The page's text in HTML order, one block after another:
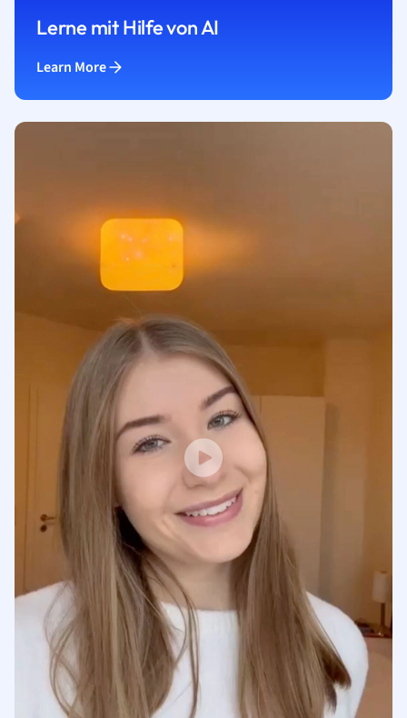
Lerne mit Hilfe von AI
Learn More